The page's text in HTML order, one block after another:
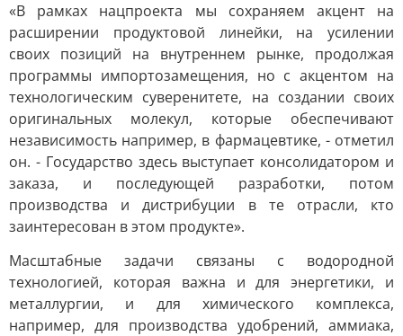
«В рамках нацпроекта мы сохраняем акцент на
расширении продуктовой линейки, на усилении
своих позиций на внутреннем рынке, продолжая
программы импортозамещения, но с акцентом на
технологическим суверенитете, на создании своих
оригинальных молекул, которые обеспечивают
независимость например, в фармацевтике, - отметил
он. - Государство здесь выступает консолидатором и
заказа, и последующей разработки, потом
производства и дистрибуции в те отрасли, кто
заинтересован в этом продукте».
Масштабные задачи связаны с водородной
технологией, которая важна и для энергетики, и
металлургии, и для химического комплекса,
например, для производства удобрений, аммиака,